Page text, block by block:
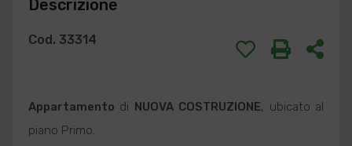
Descrizione
Cod. 33314
Appartamento di NUOVA COSTRUZIONE, ubicato al
piano Primo.